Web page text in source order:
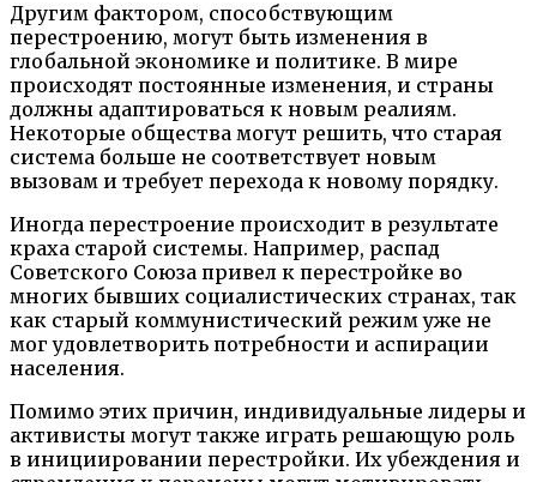
Другим фактором, способствующим
перестроению, могут быть изменения в
глобальной экономике и политике. В мире
происходят постоянные изменения, и страны
должны адаптироваться к новым реалиям.
Некоторые общества могут решить, что старая
система больше не соответствует новым
вызовам и требует перехода к новому порядку.
Иногда перестроение происходит в результате
краха старой системы. Например, распад
Советского Союза привел к перестройке во
многих бывших социалистических странах, так
как старый коммунистический режим уже не
мог удовлетворить потребности и аспирации
населения.
Помимо этих причин, индивидуальные лидеры и
активисты могут также играть решающую роль
в инициировании перестройки. Их убеждения и